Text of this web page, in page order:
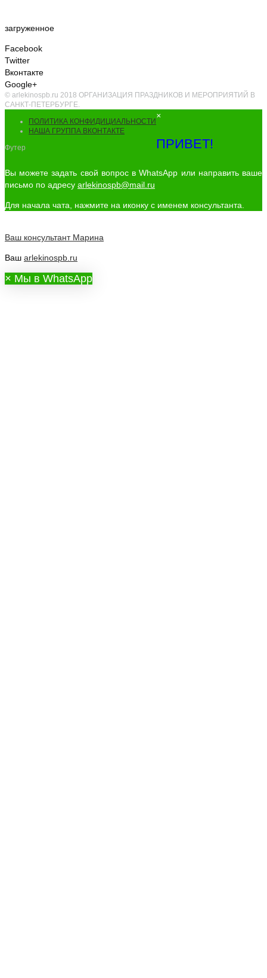
загруженное
Facebook
Twitter
Вконтакте
Google+
© arlekinospb.ru 2018 ОРГАНИЗАЦИЯ ПРАЗДНИКОВ И МЕРОПРИЯТИЙ В
САНКТ-ПЕТЕРБУРГЕ.
ПОЛИТИКА КОНФИДИЦИАЛЬНОСТИ
НАША ГРУППА ВКОНТАКТЕ
Футер
×
ПРИВЕТ!
Вы можете задать свой вопрос в WhatsApp или направить ваше
письмо по адресу arlekinospb@mail.ru
Для начала чата, нажмите на иконку с именем консультанта.
Ваш консультант Марина
Ваш arlekinospb.ru
× Мы в WhatsApp